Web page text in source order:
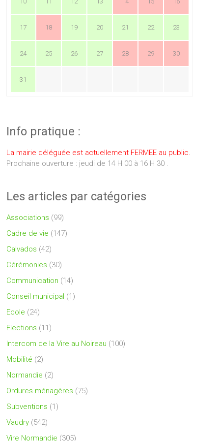
17 18 19 20 21 22 23
24 25 26 27 28 29 30
31
Info pratique :
La mairie déléguée est actuellement FERMEE au public.
Prochaine ouverture : jeudi de 14 H 00 à 16 H 30 .
Les articles par catégories
Associations (99)
Cadre de vie (147)
Calvados (42)
Cérémonies (30)
Communication (14)
Conseil municipal (1)
Ecole (24)
Elections (11)
Intercom de la Vire au Noireau (100)
Mobilité (2)
Normandie (2)
Ordures ménagères (75)
Subventions (1)
Vaudry (542)
Vire Normandie (305)